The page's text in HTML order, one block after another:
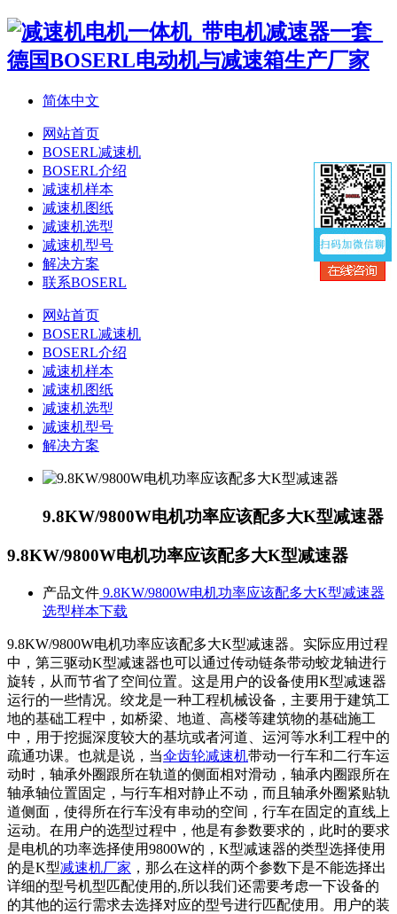
简体中文
网站首页
BOSERL减速机
BOSERL介绍
减速机样本
减速机图纸
减速机选型
减速机型号
解决方案
联系BOSERL
网站首页
BOSERL减速机
BOSERL介绍
减速机样本
减速机图纸
减速机选型
减速机型号
解决方案
9.8KW/9800W电机功率应该配多大K型减速器
9.8KW/9800W电机功率应该配多大K型减速器
产品文件 9.8KW/9800W电机功率应该配多大K型减速器
选型样本下载
9.8KW/9800W电机功率应该配多大K型减速器。实际应用过程
中，第三驱动K型减速器也可以通过传动链条带动蛟龙轴进行
旋转，从而节省了空间位置。这是用户的设备使用K型减速器
运行的一些情况。绞龙是一种工程机械设备，主要用于建筑工
地的基础工程中，如桥梁、地道、高楼等建筑物的基础施工
中，用于挖掘深度较大的基坑或者河道、运河等水利工程中的
疏通功课。也就是说，当伞齿轮减速机带动一行车和二行车运
动时，轴承外圈跟所在轨道的侧面相对滑动，轴承内圈跟所在
轴承轴位置固定，与行车相对静止不动，而且轴承外圈紧贴轨
道侧面，使得所在行车没有串动的空间，行车在固定的直线上
运动。在用户的选型过程中，他是有参数要求的，此时的要求
是电机的功率选择使用9800W的， K型减速器的类型选择使用
的是K型减速机厂家 ，那么在这样的两个参数下是不能选择出
详细的型号机型匹配使用的,所以我们还需要考虑一下设备的
的其他的运行需求去选择对应的型号进行匹配使用。用户的装